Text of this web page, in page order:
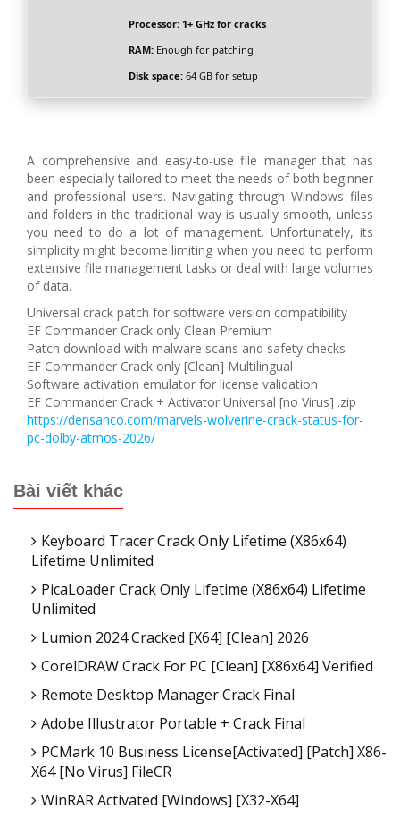
Processor:1+ GHz for cracks
RAM:Enough for patching
Disk space:64 GB for setup
A comprehensive and easy-to-use file manager that has
been especially tailored to meet the needs of both beginner
and professional users. Navigating through Windows files
and folders in the traditional way is usually smooth, unless
you need to do a lot of management. Unfortunately, its
simplicity might become limiting when you need to perform
extensive file management tasks or deal with large volumes
of data.
Universal crack patch for software version compatibility
EF Commander Crack only Clean Premium
Patch download with malware scans and safety checks
EF Commander Crack only [Clean] Multilingual
Software activation emulator for license validation
EF Commander Crack + Activator Universal [no Virus] .zip
https://densanco.com/marvels-wolverine-crack-status-for-
pc-dolby-atmos-2026/
Bài viết khác
Keyboard Tracer Crack Only Lifetime (x86x64)
Lifetime Unlimited
PicaLoader Crack Only Lifetime (x86x64) Lifetime
Unlimited
Lumion 2024 Cracked [x64] [Clean] 2026
CorelDRAW Crack For PC [Clean] [x86x64] Verified
Remote Desktop Manager Crack Final
Adobe Illustrator Portable + Crack Final
PCMark 10 Business License[Activated] [Patch] X86-
X64 [no Virus] FileCR
WinRAR Activated [Windows] [x32-X64]